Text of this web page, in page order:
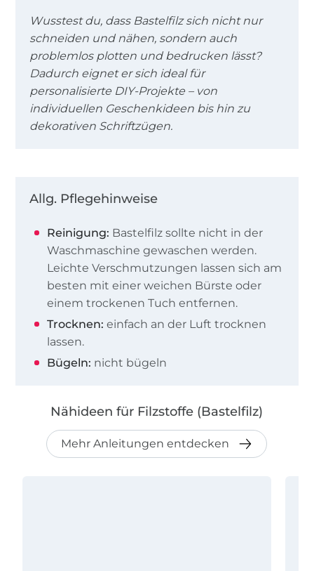
Wusstest du, dass Bastelfilz sich nicht nur
schneiden und nähen, sondern auch
problemlos plotten und bedrucken lässt?
Dadurch eignet er sich ideal für
personalisierte DIY-Projekte – von
individuellen Geschenkideen bis hin zu
dekorativen Schriftzügen.
Allg. Pflegehinweise
Reinigung: Bastelfilz sollte nicht in der
Waschmaschine gewaschen werden.
Leichte Verschmutzungen lassen sich am
besten mit einer weichen Bürste oder
einem trockenen Tuch entfernen.
Trocknen: einfach an der Luft trocknen
lassen.
Bügeln: nicht bügeln
Nähideen für Filzstoffe (Bastelfilz)
Mehr Anleitungen entdecken